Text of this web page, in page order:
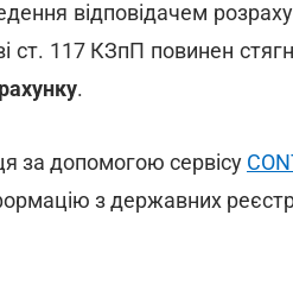
відповідачем
ст. 117 КЗпП повинен
.
за допомогою сервісу
з державних